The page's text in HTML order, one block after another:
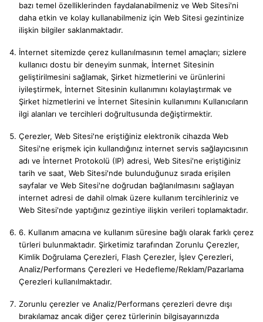
bazı temel özelliklerinden faydalanabilmeniz ve Web Sitesi'ni
daha etkin ve kolay kullanabilmeniz için Web Sitesi gezintinize
ilişkin bilgiler saklanmaktadır.
İnternet sitemizde çerez kullanılmasının temel amaçları; sizlere
kullanıcı dostu bir deneyim sunmak, İnternet Sitesinin
geliştirilmesini sağlamak, Şirket hizmetlerini ve ürünlerini
iyileştirmek, İnternet Sitesinin kullanımını kolaylaştırmak ve
Şirket hizmetlerini ve İnternet Sitesinin kullanımını Kullanıcıların
ilgi alanları ve tercihleri doğrultusunda değiştirmektir.
Çerezler, Web Sitesi'ne eriştiğiniz elektronik cihazda Web
Sitesi'ne erişmek için kullandığınız internet servis sağlayıcısının
adı ve İnternet Protokolü (IP) adresi, Web Sitesi'ne eriştiğiniz
tarih ve saat, Web Sitesi'nde bulunduğunuz sırada erişilen
sayfalar ve Web Sitesi'ne doğrudan bağlanılmasını sağlayan
internet adresi de dahil olmak üzere kullanım tercihleriniz ve
Web Sitesi'nde yaptığınız gezintiye ilişkin verileri toplamaktadır.
6. Kullanım amacına ve kullanım süresine bağlı olarak farklı çerez
türleri bulunmaktadır. Şirketimiz tarafından Zorunlu Çerezler,
Kimlik Doğrulama Çerezleri, Flash Çerezler, İşlev Çerezleri,
Analiz/Performans Çerezleri ve Hedefleme/Reklam/Pazarlama
Çerezleri kullanılmaktadır.
Zorunlu çerezler ve Analiz/Performans çerezleri devre dışı
bırakılamaz ancak diğer çerez türlerinin bilgisayarınızda